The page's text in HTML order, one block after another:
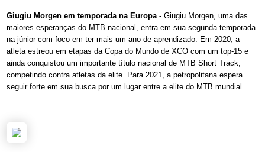
Giugiu Morgen em temporada na Europa - Giugiu Morgen, uma das
maiores esperanças do MTB nacional, entra em sua segunda temporada
na júnior com foco em ter mais um ano de aprendizado. Em 2020, a
atleta estreou em etapas da Copa do Mundo de XCO com um top-15 e
ainda conquistou um importante título nacional de MTB Short Track,
competindo contra atletas da elite. Para 2021, a petropolitana espera
seguir forte em sua busca por um lugar entre a elite do MTB mundial.